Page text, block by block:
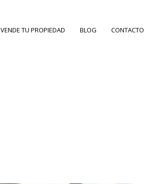
VENDE TU PROPIEDAD BLOG CONTACTO